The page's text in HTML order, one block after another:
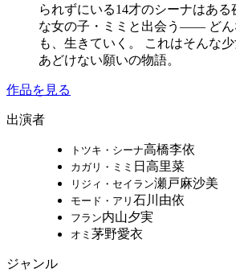
られずにいる14才のシーナはある
な女の子・ミミと出会う―― どん
も、生きていく。 これはそんな少
あどけない願いの物語。
作品を見る
出演者
トツキ・シーナ高橋李依
カガリ・ミミ 日高里菜
リジィ・セイラン瀬戸麻沙美
モード・アリ 石川由依
フラン内山夕実
オミ 茅野愛衣
ジャンル